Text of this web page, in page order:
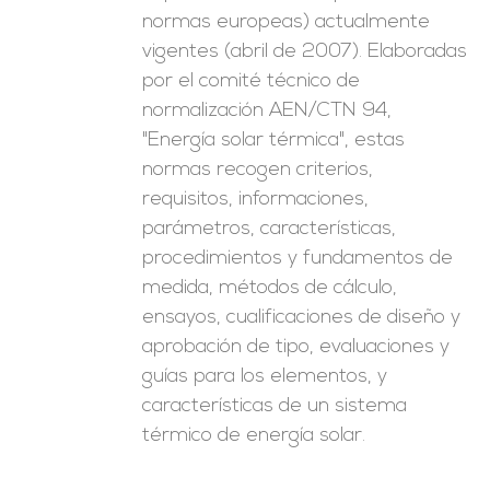
normas europeas) actualmente
vigentes (abril de 2007). Elaboradas
por el comité técnico de
normalización AEN/CTN 94,
"Energía solar térmica", estas
normas recogen criterios,
requisitos, informaciones,
parámetros, características,
procedimientos y fundamentos de
medida, métodos de cálculo,
ensayos, cualificaciones de diseño y
aprobación de tipo, evaluaciones y
guías para los elementos, y
características de un sistema
térmico de energía solar.